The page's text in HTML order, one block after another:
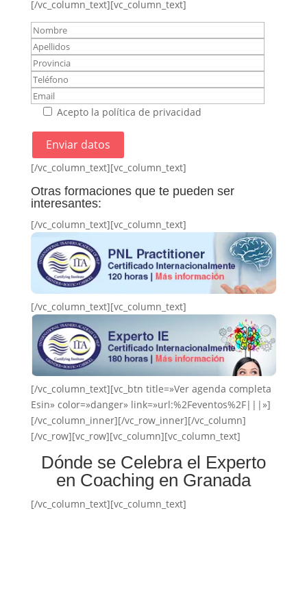
[/vc_column_text][vc_column_text]
Acepto la política de privacidad
[/vc_column_text][vc_column_text]
Otras formaciones que te pueden ser
interesantes:
[/vc_column_text][vc_column_text]
[/vc_column_text][vc_column_text]
[/vc_column_text][vc_btn title=»Ver agenda completa
Esin» color=»danger» link=»url:%2Feventos%2F|||»]
[/vc_column_inner][/vc_row_inner][/vc_column]
[/vc_row][vc_row][vc_column][vc_column_text]
Dónde se Celebra el Experto
en Coaching en Granada
[/vc_column_text][vc_column_text]